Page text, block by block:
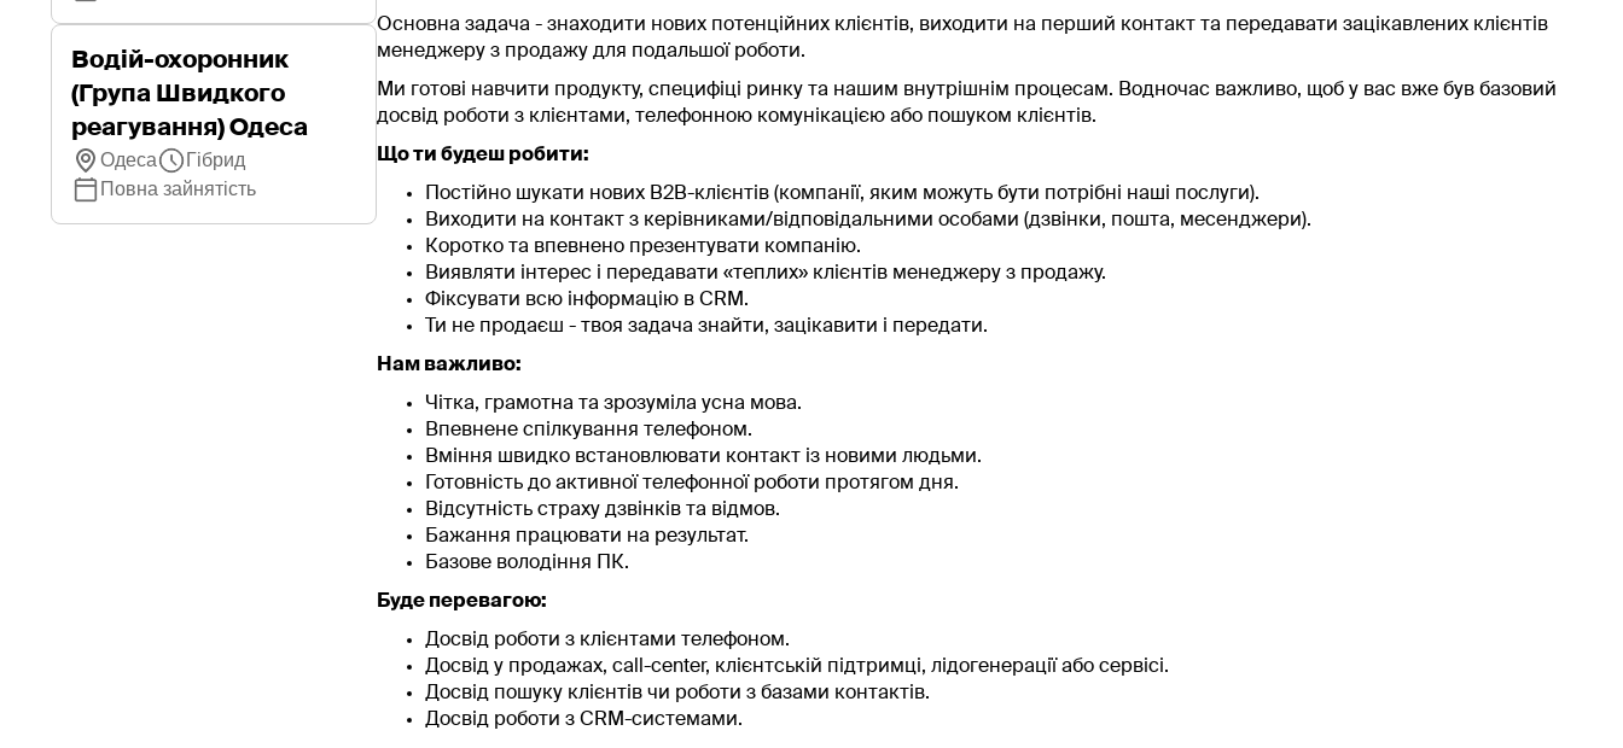
Водій-охоронник
(Група Швидкого
реагування) Одеса
Одеса
Гібрид
Повна зайнятість
Основна задача - знаходити нових потенційних клієнтів, виходити на перший контакт та передавати зацікавлених клієнтів
менеджеру з продажу для подальшої роботи.
Ми готові навчити продукту, специфіці ринку та нашим внутрішнім процесам. Водночас важливо, щоб у вас вже був базовий
досвід роботи з клієнтами, телефонною комунікацією або пошуком клієнтів.
Що ти будеш робити:
Постійно шукати нових B2B-клієнтів (компанії, яким можуть бути потрібні наші послуги).
Виходити на контакт з керівниками/відповідальними особами (дзвінки, пошта, месенджери).
Коротко та впевнено презентувати компанію.
Виявляти інтерес і передавати «теплих» клієнтів менеджеру з продажу.
Фіксувати всю інформацію в CRM.
Ти не продаєш - твоя задача знайти, зацікавити і передати.
Нам важливо:
Чітка, грамотна та зрозуміла усна мова.
Впевнене спілкування телефоном.
Вміння швидко встановлювати контакт із новими людьми.
Готовність до активної телефонної роботи протягом дня.
Відсутність страху дзвінків та відмов.
Бажання працювати на результат.
Базове володіння ПК.
Буде перевагою:
Досвід роботи з клієнтами телефоном.
Досвід у продажах, call-center, клієнтській підтримці, лідогенерації або сервісі.
Досвід пошуку клієнтів чи роботи з базами контактів.
Досвід роботи з CRM-системами.